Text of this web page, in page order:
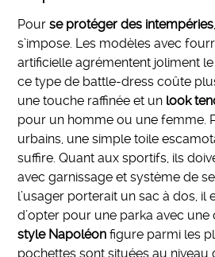
Pourse protéger des intempéries
s’impose. Les modèles avec
artificielle agrémentent joliment
ce type de battle-dress coûte
une touche raffinée et un look
pour un homme ou une femme.
urbains, une simple toile
suffire. Quant aux sportifs, ils
avec garnissage et système de
l’usager porterait un sac à dos, il
d’opter pour une parka avec
style Napoléon figure parmi les
pochettes sont situées au niveau